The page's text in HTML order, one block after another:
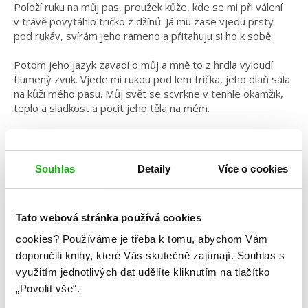
Souhlas Detaily Více o cookies
Tato webová stránka používá cookies
cookies? Používáme je třeba k tomu, abychom Vám
doporučili knihy, které Vás skutečně zajímají. Souhlas s
využitím jednotlivých dat udělíte kliknutím na tlačítko
„Povolit vše“.
Položí ruku na můj pas, proužek kůže, kde se mi při válení
v trávě povytáhlo tričko z džínů. Já mu zase vjedu prsty
pod rukáv, svírám jeho rameno a přitahuju si ho k sobě.
Potom jeho jazyk zavadí o můj a mně to z hrdla vyloudí
tlumený zvuk. Vjede mi rukou pod lem trička, jeho dlaň sála
na kůži mého pasu. Můj svět se scvrkne v tenhle okamžik,
teplo a sladkost a pocit jeho těla na mém.
Polibek v Římě
Aneb když díky polibku
zmizí okolní svět
Ale ani Matteo, ani já si toho
posledních deset minut, co tu
stojíme, moc nevšímáme.
Je to úplně jiny pocit, líbat někoho